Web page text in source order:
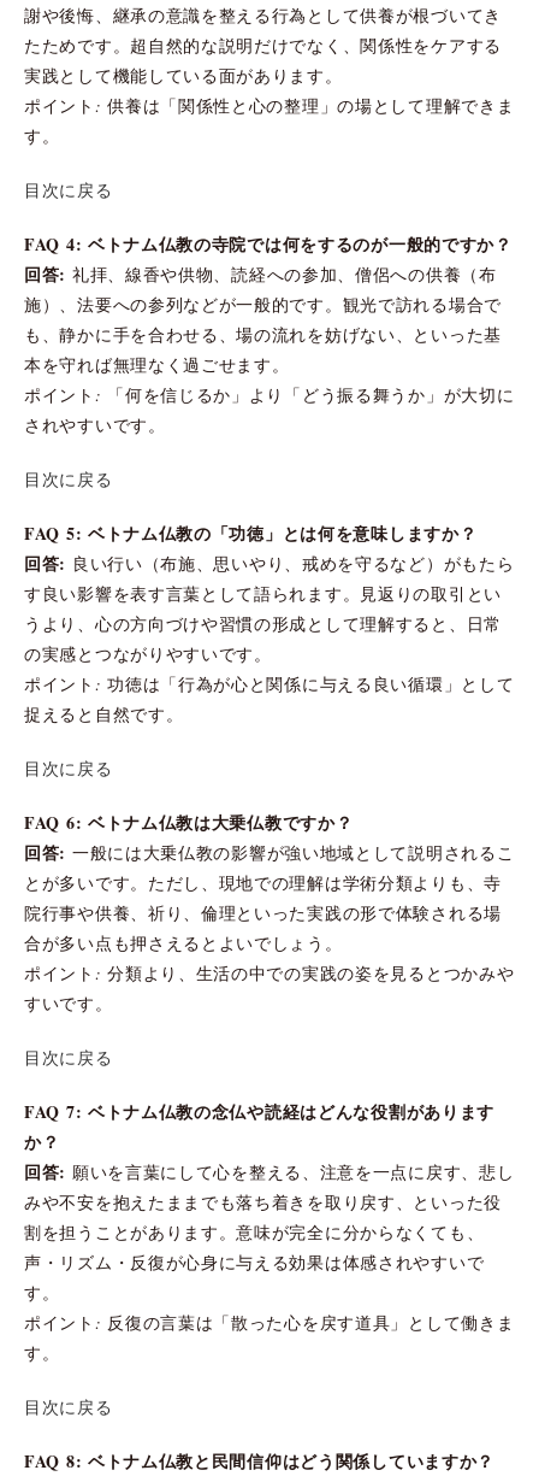
謝や後悔、継承の意識を整える行為として供養が根づいてき
たためです。超自然的な説明だけでなく、関係性をケアする
実践として機能している面があります。
ポイント: 供養は「関係性と心の整理」の場として理解できま
す。
目次に戻る
FAQ 4: ベトナム仏教の寺院では何をするのが一般的ですか？
回答: 礼拝、線香や供物、読経への参加、僧侶への供養（布
施）、法要への参列などが一般的です。観光で訪れる場合で
も、静かに手を合わせる、場の流れを妨げない、といった基
本を守れば無理なく過ごせます。
ポイント: 「何を信じるか」より「どう振る舞うか」が大切に
されやすいです。
目次に戻る
FAQ 5: ベトナム仏教の「功徳」とは何を意味しますか？
回答: 良い行い（布施、思いやり、戒めを守るなど）がもたら
す良い影響を表す言葉として語られます。見返りの取引とい
うより、心の方向づけや習慣の形成として理解すると、日常
の実感とつながりやすいです。
ポイント: 功徳は「行為が心と関係に与える良い循環」として
捉えると自然です。
目次に戻る
FAQ 6: ベトナム仏教は大乗仏教ですか？
回答: 一般には大乗仏教の影響が強い地域として説明されるこ
とが多いです。ただし、現地での理解は学術分類よりも、寺
院行事や供養、祈り、倫理といった実践の形で体験される場
合が多い点も押さえるとよいでしょう。
ポイント: 分類より、生活の中での実践の姿を見るとつかみや
すいです。
目次に戻る
FAQ 7: ベトナム仏教の念仏や読経はどんな役割があります
か？
回答: 願いを言葉にして心を整える、注意を一点に戻す、悲し
みや不安を抱えたままでも落ち着きを取り戻す、といった役
割を担うことがあります。意味が完全に分からなくても、
声・リズム・反復が心身に与える効果は体感されやすいで
す。
ポイント: 反復の言葉は「散った心を戻す道具」として働きま
す。
目次に戻る
FAQ 8: ベトナム仏教と民間信仰はどう関係していますか？